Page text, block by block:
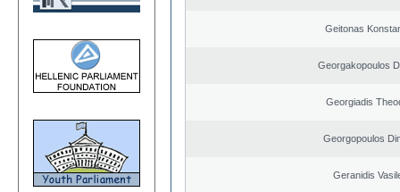
Geitonas
Georgakopoulos
Georgiadis
Georgopoulos
Geranidis